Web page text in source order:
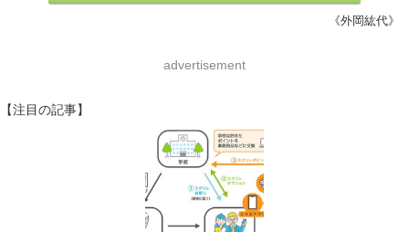
《外岡紘代》
advertisement
【注目の記事】